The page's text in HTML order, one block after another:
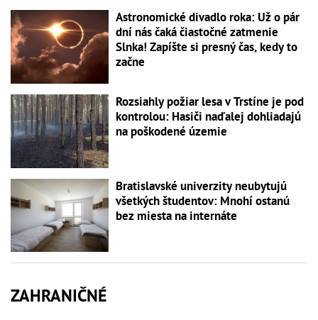
Astronomické divadlo roka: Už o pár
dní nás čaká čiastočné zatmenie
Slnka! Zapíšte si presný čas, kedy to
začne
Rozsiahly požiar lesa v Trstíne je pod
kontrolou: Hasiči naďalej dohliadajú
na poškodené územie
Bratislavské univerzity neubytujú
všetkých študentov: Mnohí ostanú
bez miesta na internáte
ZAHRANIČNÉ